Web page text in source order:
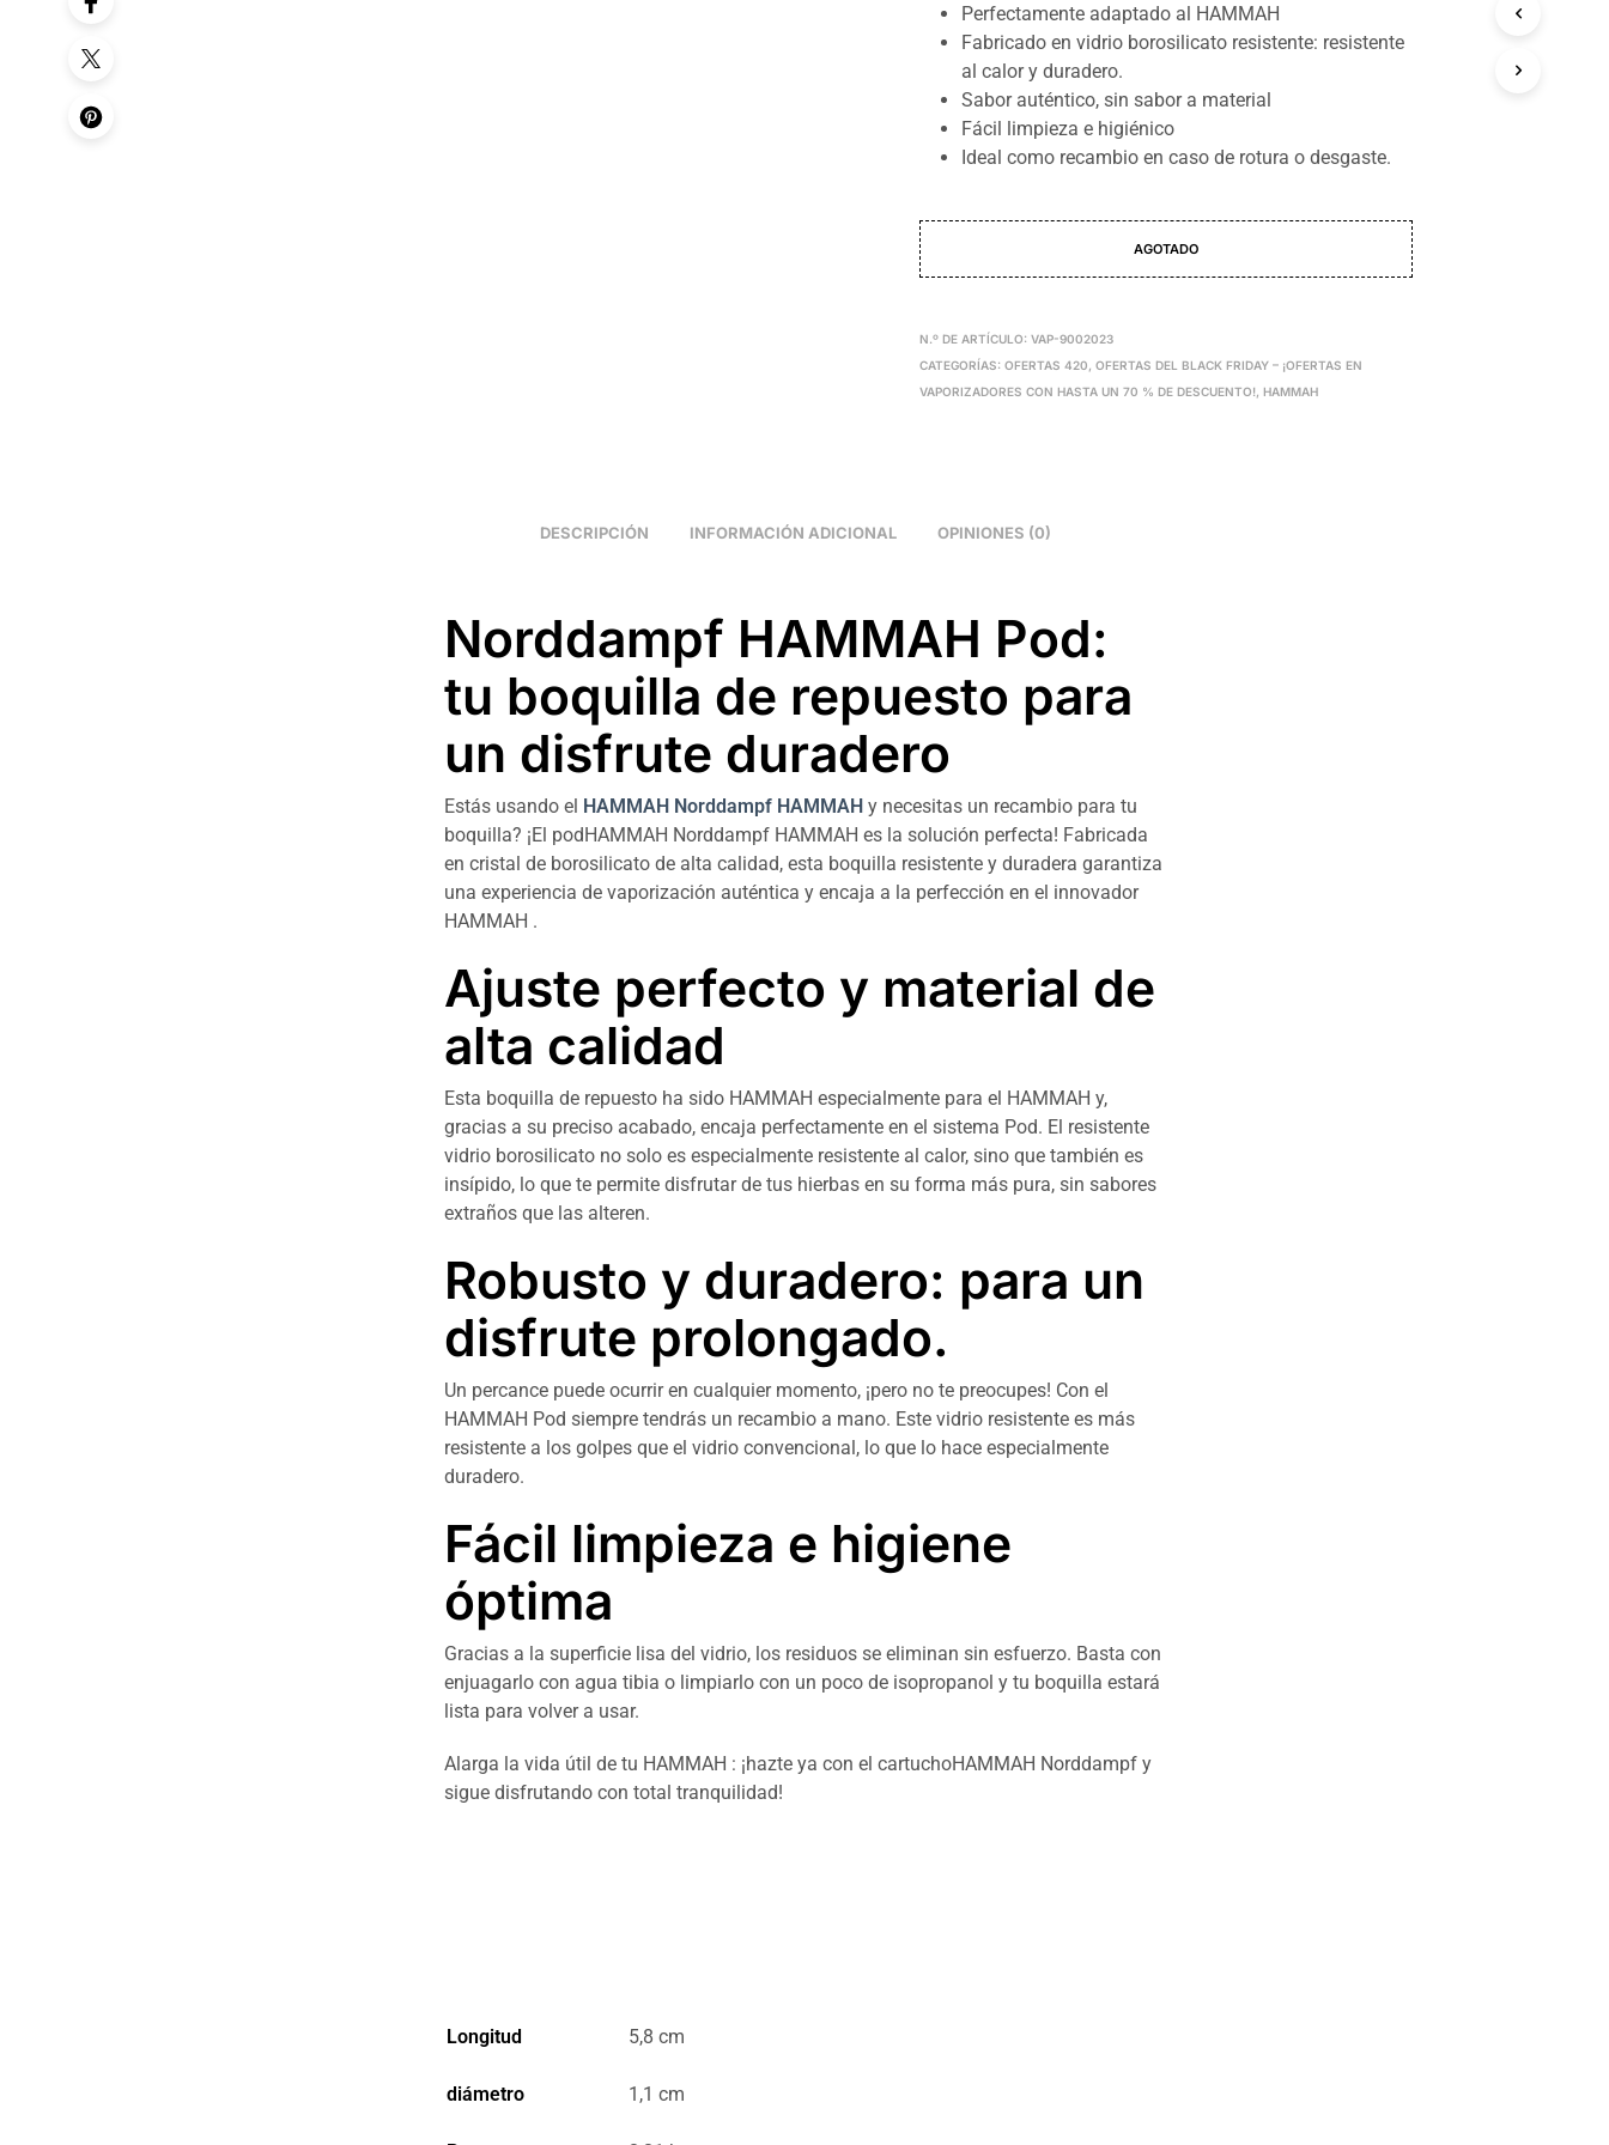
Perfectamente adaptado al HAMMAH
Fabricado en vidrio borosilicato resistente: resistente
al calor y duradero.
Sabor auténtico, sin sabor a material
Fácil limpieza e higiénico
Ideal como recambio en caso de rotura o desgaste.
AGOTADO
N.º DE ARTÍCULO:VAP-9002023
CATEGORÍAS:OFERTAS 420,OFERTAS DEL BLACK FRIDAY – ¡OFERTAS EN
VAPORIZADORES CON HASTA UN 70 % DE DESCUENTO!,HAMMAH
DESCRIPCIÓN INFORMACIÓN ADICIONAL OPINIONES (0)
Norddampf HAMMAH Pod:
tu boquilla de repuesto para
un disfrute duradero
Estás usando el HAMMAH Norddampf HAMMAH y necesitas un recambio para tu
boquilla? ¡El podHAMMAH Norddampf HAMMAH es la solución perfecta! Fabricada
en cristal de borosilicato de alta calidad, esta boquilla resistente y duradera garantiza
una experiencia de vaporización auténtica y encaja a la perfección en el innovador
HAMMAH .
Ajuste perfecto y material de
alta calidad
Esta boquilla de repuesto ha sido HAMMAH especialmente para el HAMMAH y,
gracias a su preciso acabado, encaja perfectamente en el sistema Pod. El resistente
vidrio borosilicato no solo es especialmente resistente al calor, sino que también es
insípido, lo que te permite disfrutar de tus hierbas en su forma más pura, sin sabores
extraños que las alteren.
Robusto y duradero: para un
disfrute prolongado.
Un percance puede ocurrir en cualquier momento, ¡pero no te preocupes! Con el
HAMMAH Pod siempre tendrás un recambio a mano. Este vidrio resistente es más
resistente a los golpes que el vidrio convencional, lo que lo hace especialmente
duradero.
Fácil limpieza e higiene
óptima
Gracias a la superficie lisa del vidrio, los residuos se eliminan sin esfuerzo. Basta con
enjuagarlo con agua tibia o limpiarlo con un poco de isopropanol y tu boquilla estará
lista para volver a usar.
Alarga la vida útil de tu HAMMAH : ¡hazte ya con el cartuchoHAMMAH Norddampf y
sigue disfrutando con total tranquilidad!
Longitud 5,8 cm
diámetro 1,1 cm